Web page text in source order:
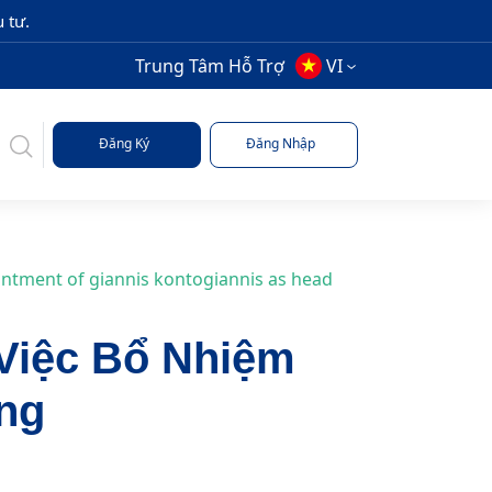
tư.
Trung Tâm Hỗ Trợ VI
Đăng Ký Đăng Nhập
of giannis kontogiannis as head
Bổ Nhiệm